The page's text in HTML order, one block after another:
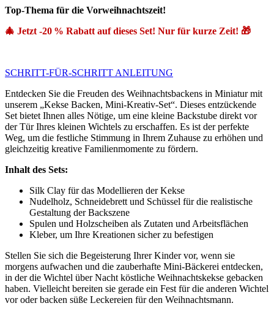
Top-Thema für die Vorweihnachtszeit!
🎄 Jetzt -20 % Rabatt auf dieses Set! Nur für kurze Zeit! 🎁
SCHRITT-FÜR-SCHRITT ANLEITUNG
Entdecken Sie die Freuden des Weihnachtsbackens in Miniatur mit
unserem „Kekse Backen, Mini-Kreativ-Set“. Dieses entzückende
Set bietet Ihnen alles Nötige, um eine kleine Backstube direkt vor
der Tür Ihres kleinen Wichtels zu erschaffen. Es ist der perfekte
Weg, um die festliche Stimmung in Ihrem Zuhause zu erhöhen und
gleichzeitig kreative Familienmomente zu fördern.
Inhalt des Sets:
Silk Clay für das Modellieren der Kekse
Nudelholz, Schneidebrett und Schüssel für die realistische
Gestaltung der Backszene
Spulen und Holzscheiben als Zutaten und Arbeitsflächen
Kleber, um Ihre Kreationen sicher zu befestigen
Stellen Sie sich die Begeisterung Ihrer Kinder vor, wenn sie
morgens aufwachen und die zauberhafte Mini-Bäckerei entdecken,
in der die Wichtel über Nacht köstliche Weihnachtskekse gebacken
haben. Vielleicht bereiten sie gerade ein Fest für die anderen Wichtel
vor oder backen süße Leckereien für den Weihnachtsmann.